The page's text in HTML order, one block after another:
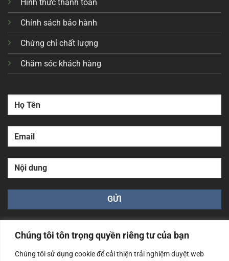
Chúng tôi tôn trọng quyền riêng tư của bạn
Chúng tôi sử dụng cookie để cải thiện trải nghiệm duyệt web
Hình thức thanh toán
Chính sách bảo hành
Chứng chỉ chất lượng
Chăm sóc khách hàng